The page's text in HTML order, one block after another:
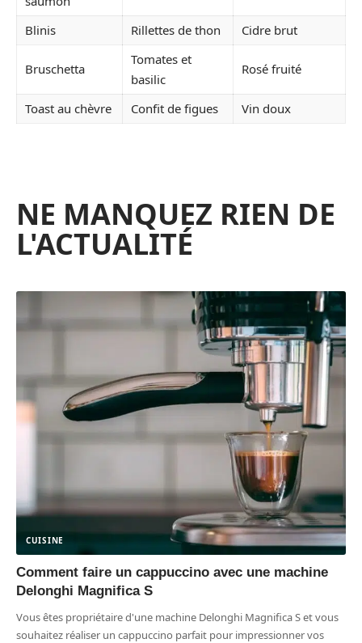
Blinis Rillettes de thon Cidre brut
Bruschetta
Tomates et
basilic
Rosé fruité
Toast au chèvre Confit de figues Vin doux
NE MANQUEZ RIEN DE
L'ACTUALITÉ
CUISINE
Comment faire un cappuccino avec une machine
Delonghi Magnifica S
Vous êtes propriétaire d'une machine Delonghi Magnifica S et vous
souhaitez réaliser un cappuccino parfait pour impressionner vos